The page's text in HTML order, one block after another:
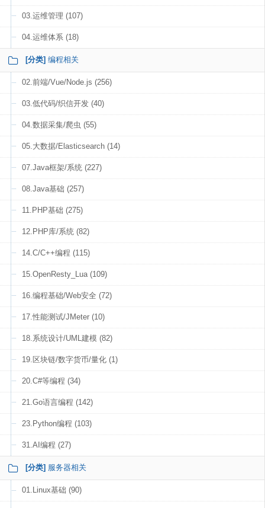
03.运维管理 (107)
04.运维体系 (18)
[分类] 编程相关
02.前端/Vue/Node.js (256)
03.低代码/织信开发 (40)
04.数据采集/爬虫 (55)
05.大数据/Elasticsearch (14)
07.Java框架/系统 (227)
08.Java基础 (257)
11.PHP基础 (275)
12.PHP库/系统 (82)
14.C/C++编程 (115)
15.OpenResty_Lua (109)
16.编程基础/Web安全 (72)
17.性能测试/JMeter (10)
18.系统设计/UML建模 (82)
19.区块链/数字货币/量化 (1)
20.C#等编程 (34)
21.Go语言编程 (142)
23.Python编程 (103)
31.AI编程 (27)
[分类] 服务器相关
01.Linux基础 (90)